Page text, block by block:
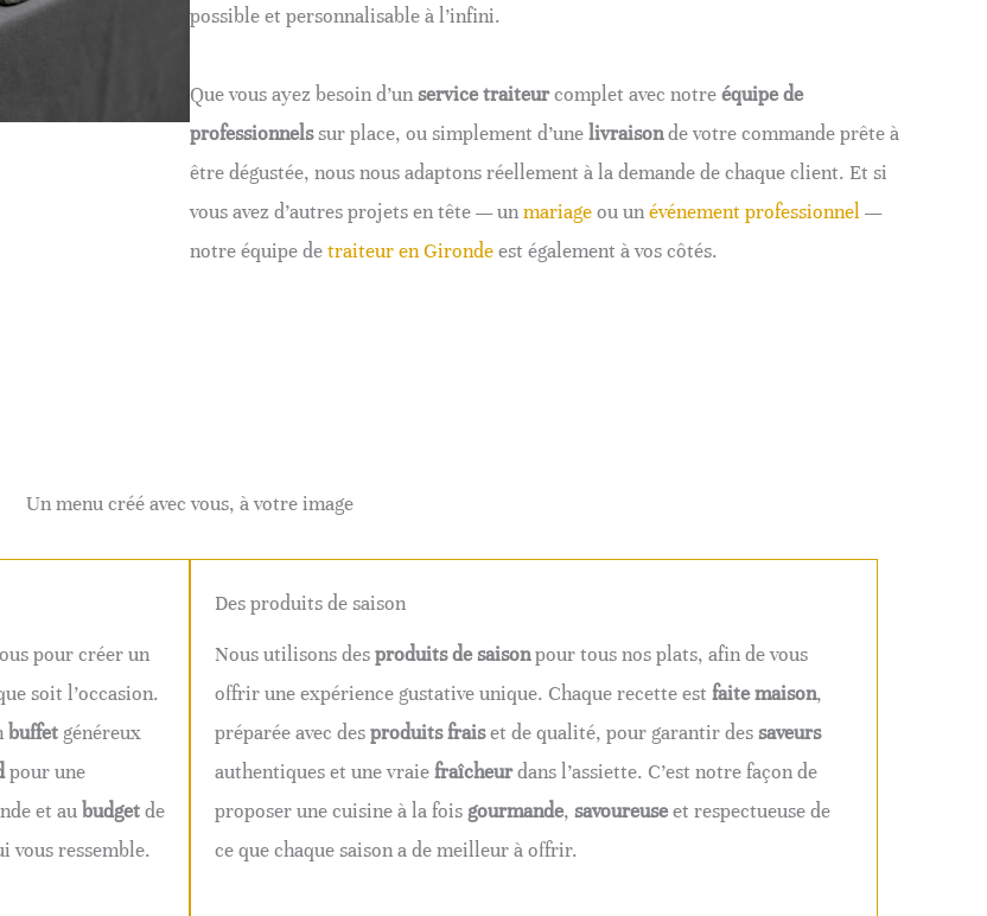
possible et personnalisable à l’infini.
Que vous ayez besoin d’unservice traiteurcomplet avec notreéquipe de
professionnelssur place, ou simplement d’unelivraisonde votre commande prête à
être dégustée, nous nous adaptons réellement à la demande de chaque client. Et si
vous avez d’autres projets en tête — unmariageou unévénement professionnel —
notre équipe detraiteur en Girondeest également à vos côtés.
Un menu créé avec vous, à votre image
pour créer un
soit l’occasion.
buffet généreux
pour une
et au budgetde
vous ressemble.
Des produits de saison
Nous utilisons desproduits de saisonpour tous nos plats, afin de vous
offrir une expérience gustative unique. Chaque recette est faite maison,
préparée avec desproduits fraiset de qualité, pour garantir dessaveurs
authentiques et une vraiefraîcheurdans l’assiette. C’est notre façon de
proposer une cuisine à la fois gourmande, savoureuseet respectueuse de
ce que chaque saison a de meilleur à offrir.